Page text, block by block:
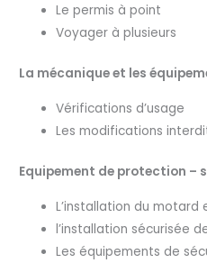
Le permis à point
Voyager à plusieurs
La mécanique et les
Vérifications d’usage
Les modifications
Equipement de protection –
L’installation du motard
l’installation sécurisée
Les équipements de